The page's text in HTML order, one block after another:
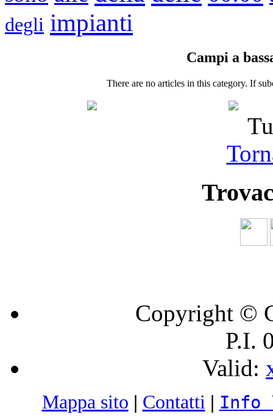
degli impianti
Campi a
There are no articles in this category. If
Copyright ©
P.I.
Valid:
Mappa sito | Contatti | Info